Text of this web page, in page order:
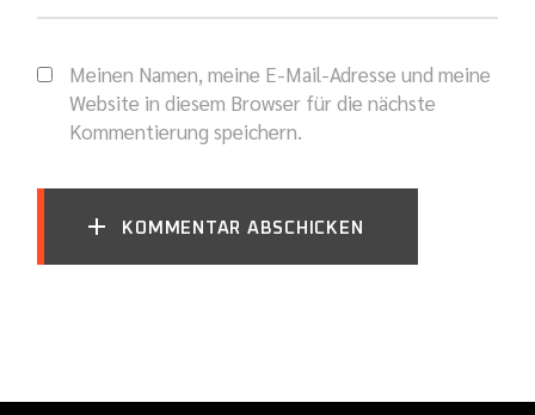
Meinen Namen, meine E-Mail-Adresse und meine
Website in diesem Browser für die nächste
Kommentierung speichern.
KOMMENTAR ABSCHICKEN